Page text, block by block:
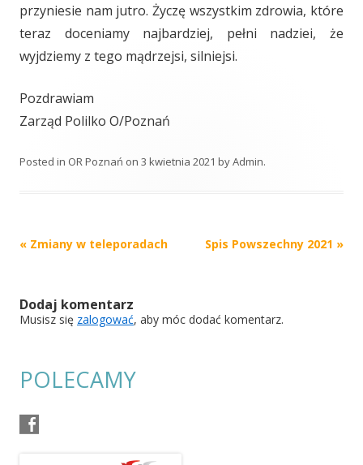
przyniesie nam jutro. Życzę wszystkim zdrowia, które
teraz doceniamy najbardziej, pełni nadziei, że
wyjdziemy z tego mądrzejsi, silniejsi.
Pozdrawiam
Zarząd Polilko O/Poznań
Posted in OR Poznań on 3 kwietnia 2021 byAdmin.
Post
« Zmiany w teleporadach Spis Powszechny 2021 »
Dodaj komentarz
Musisz się zalogować, aby móc dodać komentarz.
POLECAMY